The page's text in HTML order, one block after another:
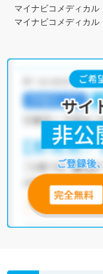
マイナビコメディカル
マイナビコメディカル